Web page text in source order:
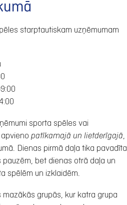
starptautiskam uzņēmumam
sporta spēles vai
patīkamajā un lietderīgajā,
Dienas pirmā daļa tika pavadīta
bet dienas otrā daļa un
spēlēm un izklaidēm.
grupās, kur katra grupa